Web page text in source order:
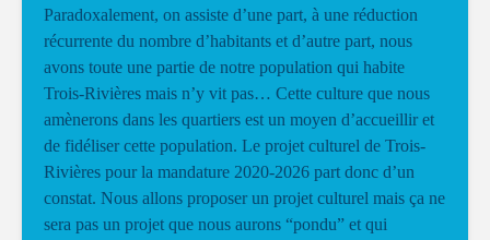
Paradoxalement, on assiste d’une part, à une réduction
récurrente du nombre d’habitants et d’autre part, nous
avons toute une partie de notre population qui habite
Trois-Rivières mais n’y vit pas… Cette culture que nous
amènerons dans les quartiers est un moyen d’accueillir et
de fidéliser cette population. Le projet culturel de Trois-
Rivières pour la mandature 2020-2026 part donc d’un
constat. Nous allons proposer un projet culturel mais ça ne
sera pas un projet que nous aurons “pondu” et qui